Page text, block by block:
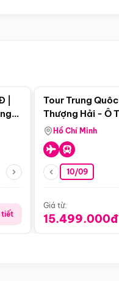
|
tiết
Tour Trung
Thượng Hải - Ô
(Tour Không
Hồ Chí Minh
10/09
Giá từ:
15.499.000đ